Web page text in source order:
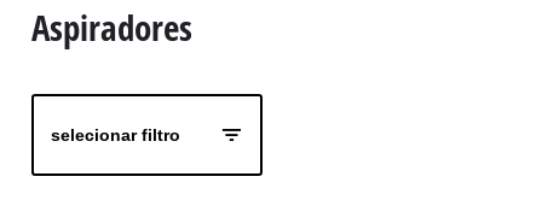
Aspiradores
selecionar filtro